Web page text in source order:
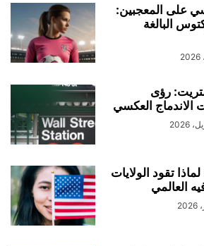
على المعجبين:
البالغة
رؤى
الاندماج العكسي
لماذا تقود الولايات
العالمي